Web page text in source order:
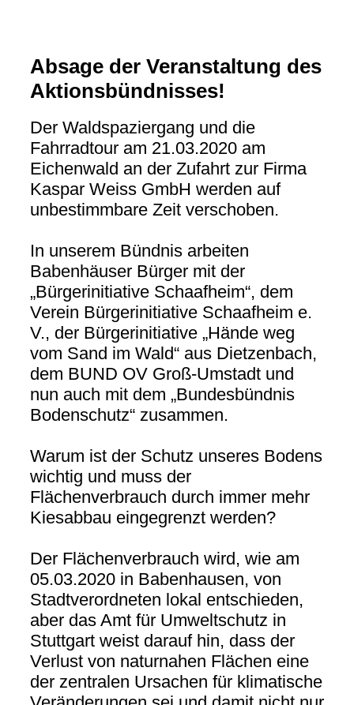
Absage der Veranstaltung des
Aktionsbündnisses!
Der Waldspaziergang und die
Fahrradtour am 21.03.2020 am
Eichenwald an der Zufahrt zur Firma
Kaspar Weiss GmbH werden auf
unbestimmbare Zeit verschoben.
In unserem Bündnis arbeiten
Babenhäuser Bürger mit der
„Bürgerinitiative Schaafheim“, dem
Verein Bürgerinitiative Schaafheim e.
V., der Bürgerinitiative „Hände weg
vom Sand im Wald“ aus Dietzenbach,
dem BUND OV Groß-Umstadt und
nun auch mit dem „Bundesbündnis
Bodenschutz“ zusammen.
Warum ist der Schutz unseres Bodens
wichtig und muss der
Flächenverbrauch durch immer mehr
Kiesabbau eingegrenzt werden?
Der Flächenverbrauch wird, wie am
05.03.2020 in Babenhausen, von
Stadtverordneten lokal entschieden,
aber das Amt für Umweltschutz in
Stuttgart weist darauf hin, dass der
Verlust von naturnahen Flächen eine
der zentralen Ursachen für klimatische